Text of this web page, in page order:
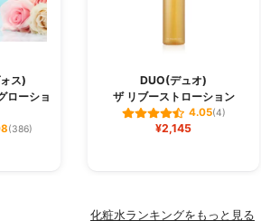
ス)
ローショ
(386)
DUO(デュオ)
ザ リブーストローション
4.05(4)
¥2,145
化粧水ランキングをもっと見る